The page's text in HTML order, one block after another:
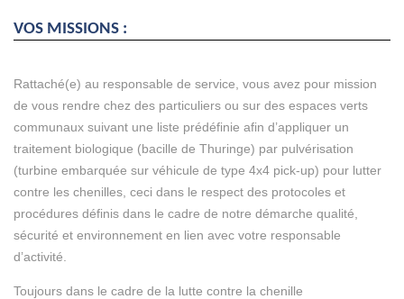
VOS MISSIONS :
Rattaché(e) au responsable de service, vous avez pour mission
de vous rendre chez des particuliers ou sur des espaces verts
communaux suivant une liste prédéfinie afin d’appliquer un
traitement biologique (bacille de Thuringe) par pulvérisation
(turbine embarquée sur véhicule de type 4x4 pick-up) pour lutter
contre les chenilles, ceci dans le respect des protocoles et
procédures définis dans le cadre de notre démarche qualité,
sécurité et environnement en lien avec votre responsable
d’activité.
Toujours dans le cadre de la lutte contre la chenille